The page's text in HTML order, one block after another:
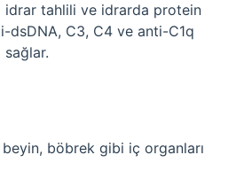
idrar tahlili ve idrarda protein
dsDNA, C3, C4 ve anti-C1q
böbrek gibi iç organları